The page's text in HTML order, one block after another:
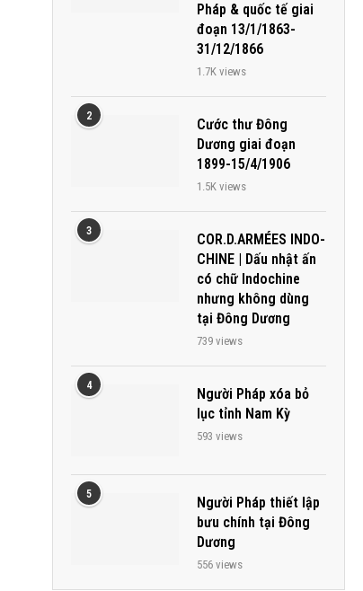
Pháp & quốc tế giai
đoạn 13/1/1863-
31/12/1866
1.7K views
2
Cước thư Đông
Dương giai đoạn
1899-15/4/1906
1.5K views
3
COR.D.ARMÉES INDO-
CHINE | Dấu nhật ấn
có chữ Indochine
nhưng không dùng
tại Đông Dương
739 views
4
Người Pháp xóa bỏ
lục tỉnh Nam Kỳ
593 views
5
Người Pháp thiết lập
bưu chính tại Đông
Dương
556 views